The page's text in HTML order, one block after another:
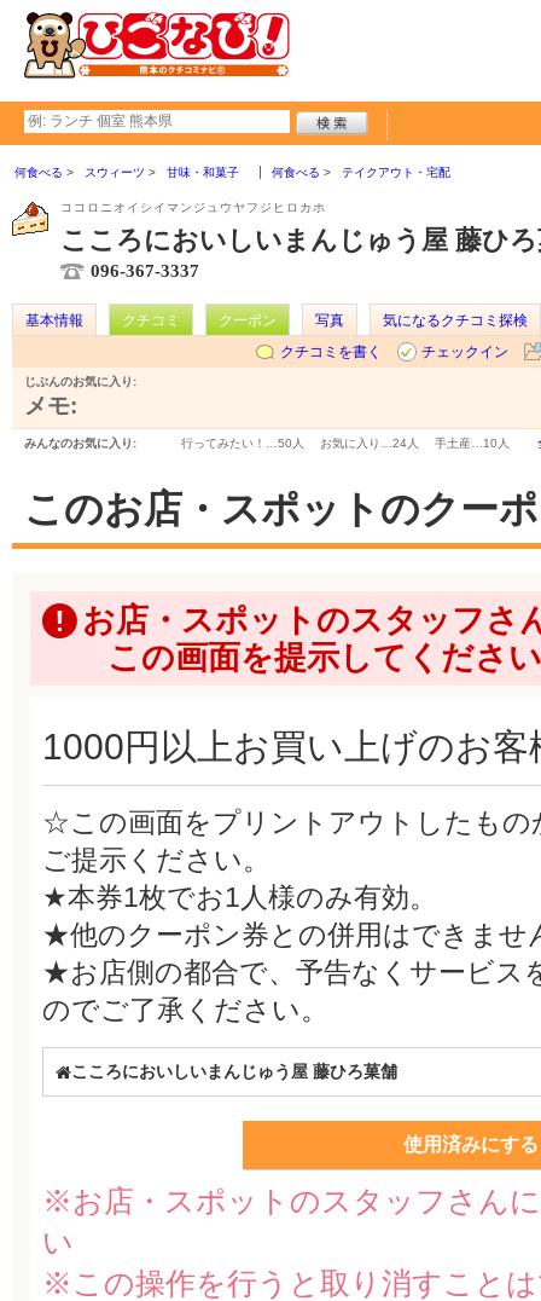
何食べる スウィーツ 甘味・和菓子 何食べる テイクアウト・宅配
ココロニオイシイマンジュウヤフジヒロカホ
こころにおいしいまんじゅう屋 藤ひ
096-367-3337
基本情報 クチコミ クーポン 写真
気になるクチコミ探検
クチコミを書く
チェックイン
じぶんのお気に入り:
メモ:
みんなのお気に入り: 行ってみたい！… 50人 お気に入り… 24人 手土産… 10人
このお店・スポットのクー
お店・スポットのスタッフさ
この画面を提示してください
1000円以上お買い上げのお
☆この画面をプリントアウトしたもの
ご提示ください。
★本券1枚でお1人様のみ有効。
★他のクーポン券との併用はできませ
★お店側の都合で、予告なくサービス
のでご了承ください。
こころにおいしいまんじゅう屋 藤ひろ菓舗
使用済みにする
※お店・スポットのスタッフさん
い
※この操作を行うと取り消すこと